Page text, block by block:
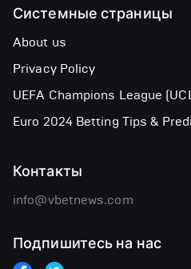
Системные страницы
About us
Privacy Policy
UEFA Champions League
Euro 2024 Betting Tips &
Контакты
info@vbetnews.com
Подпишитесь на нас